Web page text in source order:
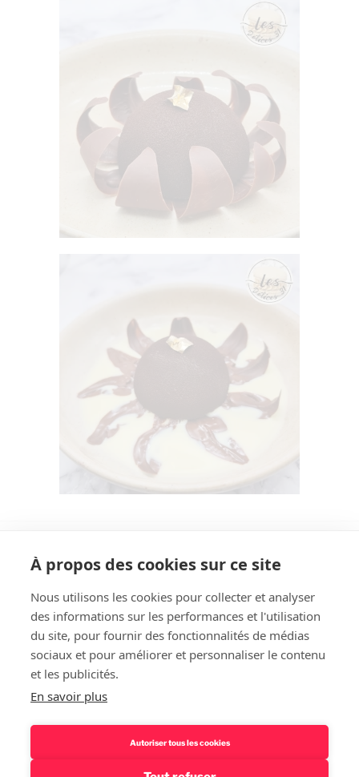
Rechercher
À propos des cookies sur ce site
Nous utilisons les cookies pour collecter et analyser
des informations sur les performances et l'utilisation
du site, pour fournir des fonctionnalités de médias
sociaux et pour améliorer et personnaliser le contenu
et les publicités.
En savoir plus
Autoriser tous les cookies